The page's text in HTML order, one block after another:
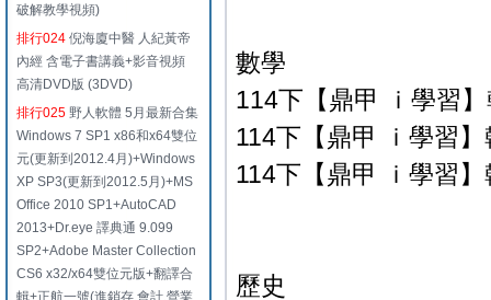
破解教學視頻)
排行024 倪海廈中醫 人紀黃帝
內經 含電子書講義+影音視頻
高清DVD版 (3DVD)
排行025 野人軟體 5月最新合集
Windows 7 SP1 x86和x64雙位
元(更新到2012.4月)+Windows
XP SP3(更新到2012.5月)+MS
Office 2010 SP1+AutoCAD
2013+Dr.eye 譯典通 9.099
SP2+Adobe Master Collection
CS6 x32/x64雙位元版+翻譯合
輯+正航一號(進銷存.會計.營業
數學
114下【鼎甲 ｉ學習
114下【鼎甲 ｉ學習
114下【鼎甲 ｉ學習
歷史